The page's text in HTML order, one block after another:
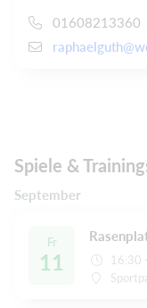
01608213360
Spiele &
September
Fr
11
16:30